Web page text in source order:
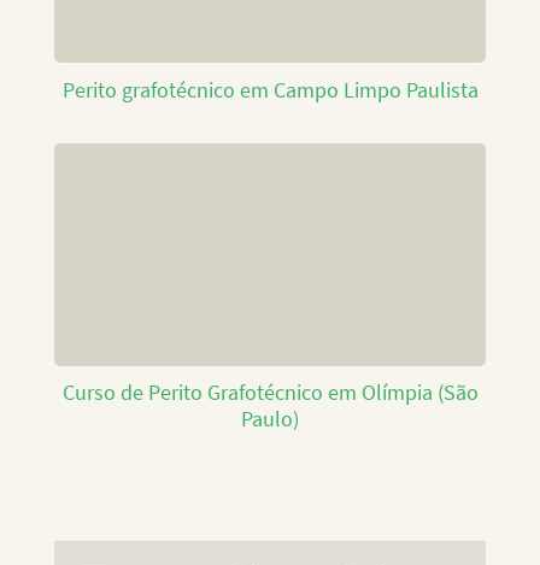
Perito grafotécnico em Campo Limpo Paulista
Curso de Perito Grafotécnico em Olímpia (São
Paulo)